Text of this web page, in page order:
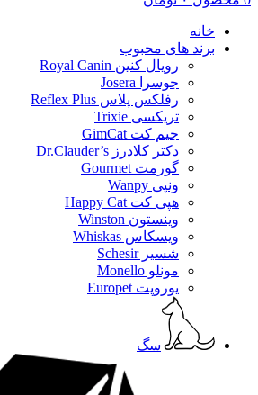
خانه
برند های محبوب
رویال کنین Royal Canin
جوسرا Josera
رفلکس پلاس Reflex Plus
تریکسی Trixie
جیم کت GimCat
دکتر کلادرز Dr.Clauder’s
گورمت Gourmet
ونپی Wanpy
هپی کت Happy Cat
وینستون Winston
ویسکاس Whiskas
شسیر Schesir
مونلو Monello
یوروپت Europet
سگ